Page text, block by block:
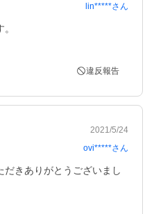
lin*****さん
違反報告
2021/5/24
ovi*****さん
だきありがとうございまし